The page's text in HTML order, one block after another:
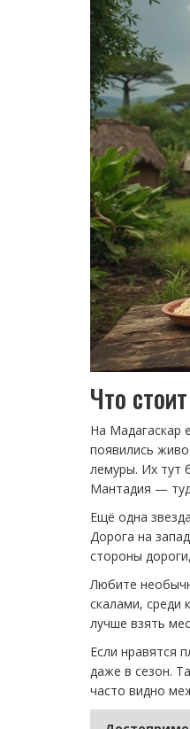
Что
На Мадагаскар
появились
лемуры. Их тут
Мантадия —
Ещё одна
Дорога на
стороны
Любите
скалами,
лучше взять
Если нравятся
даже в сезон.
часто видно